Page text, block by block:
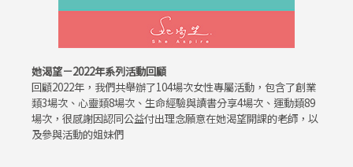
她渴望－2022年系列活動回顧
回顧2022年，我們共舉辦了104場次女性專屬活動，包含了創業
類3場次、心靈類8場次、生命經驗與讀書分享4場次、運動類89
場次，很感謝因認同公益付出理念願意在她渴望開課的老師，以
及參與活動的姐妹們